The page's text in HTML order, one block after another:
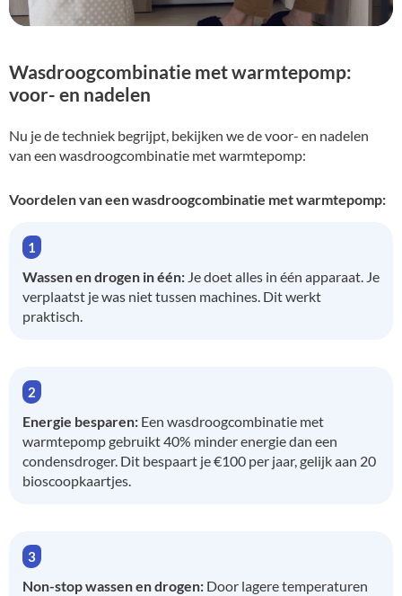
Wasdroogcombinatie met warmtepomp:
voor- en nadelen
Nu je de techniek begrijpt, bekijken we de voor- en nadelen
van een wasdroogcombinatie met warmtepomp:
Voordelen van een wasdroogcombinatie met warmtepomp:
Wassen en drogen in één: Je doet alles in één apparaat. Je
verplaatst je was niet tussen machines. Dit werkt
praktisch.
Energie besparen: Een wasdroogcombinatie met
warmtepomp gebruikt 40% minder energie dan een
condensdroger. Dit bespaart je €100 per jaar, gelijk aan 20
bioscoopkaartjes.
Non-stop wassen en drogen: Door lagere temperaturen